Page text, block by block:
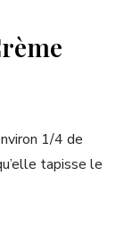
1/4 de
tapisse le